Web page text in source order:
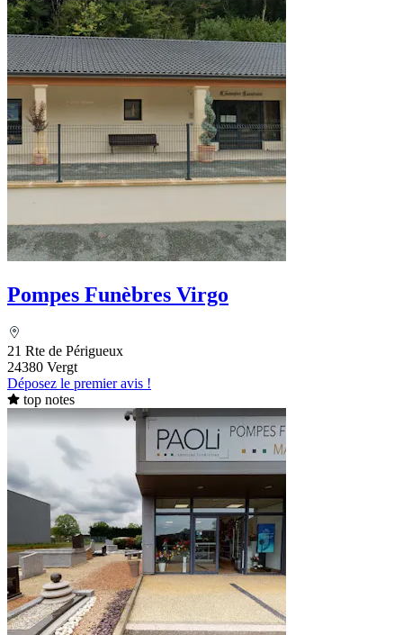
Pompes Funèbres Virgo
21 Rte de Périgueux
24380 Vergt
Déposez le premier avis !
top notes